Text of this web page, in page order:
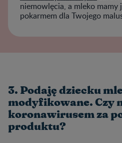
niemowlęcia, a mleko mamy
pokarmem dla Twojego
3. Podaję dziecku
modyfikowane. Czy
koronawirusem za
produktu?